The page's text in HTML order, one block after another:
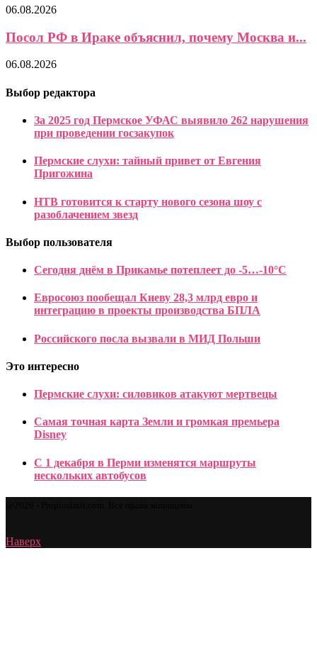
06.08.2026
Посол РФ в Ираке объяснил, почему Москва и...
06.08.2026
Выбор редактора
За 2025 год Пермское УФАС выявило 262 нарушения
при проведении госзакупок
Пермские слухи: тайный привет от Евгения
Пригожина
НТВ готовится к старту нового сезона шоу с
разоблачением звезд
Выбор пользователя
Сегодня днём в Прикамье потеплеет до -5…-10°С
Евросоюз пообещал Киеву 28,3 млрд евро и
интеграцию в проекты производства БПЛА
Российского посла вызвали в МИД Польши
Это интересно
Пермские слухи: силовиков атакуют мертвецы
Самая точная карта Земли и громкая премьера
Disney
С 1 декабря в Перми изменятся маршруты
нескольких автобусов
Наверх